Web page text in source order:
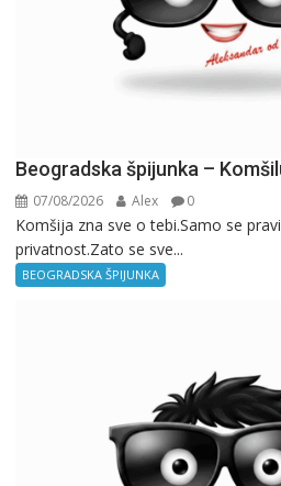
Beogradska špijunka –
07/08/2026 Alex 0
Komšija zna sve o tebi.Samo se
privatnost.Zato se sve...
BEOGRADSKA ŠPIJUNKA